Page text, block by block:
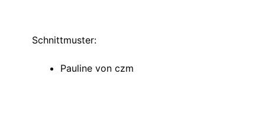
Schnittmuster:
Pauline von czm